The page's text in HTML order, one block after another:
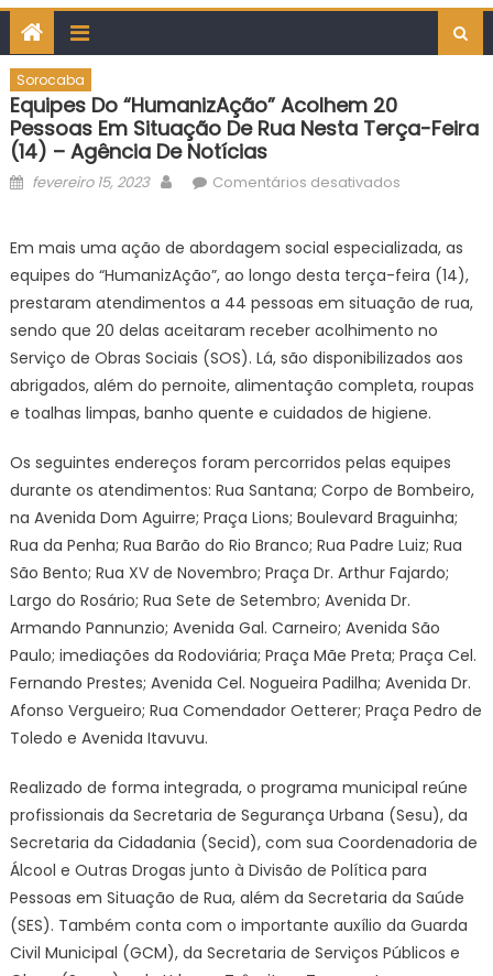
Sorocaba
Equipes Do “HumanizAção” Acolhem 20
Pessoas Em Situação De Rua Nesta Terça-Feira
(14) – Agência De Notícias
Posted
fevereiro 15, 2023 AuthorComentários desativadosem
acolhem
20
pessoas
em
situação
de
nesta
terça-
feira
(14)
Agência
de
Notícias
Em mais uma ação de abordagem social especializada, as
equipes do “HumanizAção”, ao longo desta terça-feira (14),
prestaram atendimentos a 44 pessoas em situação de rua,
sendo que 20 delas aceitaram receber acolhimento no
Serviço de Obras Sociais (SOS). Lá, são disponibilizados aos
abrigados, além do pernoite, alimentação completa, roupas
e toalhas limpas, banho quente e cuidados de higiene.
Os seguintes endereços foram percorridos pelas equipes
durante os atendimentos: Rua Santana; Corpo de Bombeiro,
na Avenida Dom Aguirre; Praça Lions; Boulevard Braguinha;
Rua da Penha; Rua Barão do Rio Branco; Rua Padre Luiz; Rua
São Bento; Rua XV de Novembro; Praça Dr. Arthur Fajardo;
Largo do Rosário; Rua Sete de Setembro; Avenida Dr.
Armando Pannunzio; Avenida Gal. Carneiro; Avenida São
Paulo; imediações da Rodoviária; Praça Mãe Preta; Praça Cel.
Fernando Prestes; Avenida Cel. Nogueira Padilha; Avenida Dr.
Afonso Vergueiro; Rua Comendador Oetterer; Praça Pedro de
Toledo e Avenida Itavuvu.
Realizado de forma integrada, o programa municipal reúne
profissionais da Secretaria de Segurança Urbana (Sesu), da
Secretaria da Cidadania (Secid), com sua Coordenadoria de
Álcool e Outras Drogas junto à Divisão de Política para
Pessoas em Situação de Rua, além da Secretaria da Saúde
(SES). Também conta com o importante auxílio da Guarda
Civil Municipal (GCM), da Secretaria de Serviços Públicos e